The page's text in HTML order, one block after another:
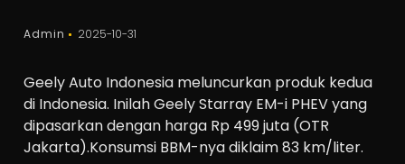
Admin 2025-10-31
Geely Auto Indonesia meluncurkan produk kedua
di Indonesia. Inilah Geely Starray EM-i PHEV yang
dipasarkan dengan harga Rp 499 juta (OTR
Jakarta).Konsumsi BBM-nya diklaim 83 km/liter.